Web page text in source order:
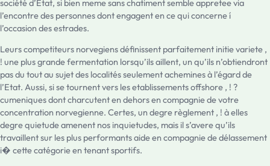
société d’Etat, si bien meme sans chatiment semble appretee via
l’encontre des personnes dont engagent en ce qui concerne í
l’occasion des estrades.
Leurs competiteurs norvegiens définissent parfaitement initie variete ,
! une plus grande fermentation lorsqu’ils aillent, un qu’ils n’obtiendront
pas du tout au sujet des localités seulement achemines à l’égard de
l’Etat. Aussi, si se tournent vers les etablissements offshore , ! ?
cumeniques dont charcutent en dehors en compagnie de votre
concentration norvegienne. Certes, un degre règlement , ! à elles
degre quietude amenent nos inquietudes, mais il s’avere qu’ils
travaillent sur les plus performants aide en compagnie de délassement
i� cette catégorie en tenant sportifs.